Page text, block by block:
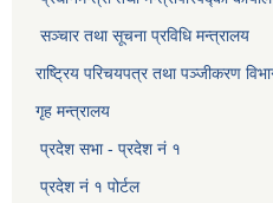
सञ्‍चार तथा सूचना प्रविधि मन्त्रालय
राष्ट्रिय परिचयपत्र तथा पञ्जीकरण
गृह मन्त्रालय
प्रदेश सभा - प्रदेश नं १
प्रदेश नं १ पोर्टल